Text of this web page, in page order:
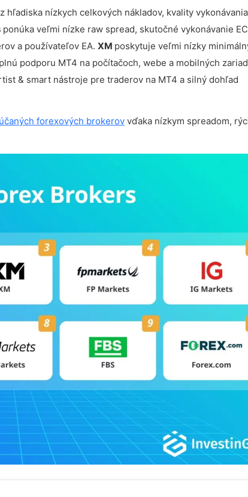
nízkych celkových nákladov, kvality
ponúka veľmi nízke raw spread, skutočné vykonávanie
a používateľov EA. XM poskytuje veľmi nízky
podporu MT4 na počítačoch, webe a mobilných
& smart nástroje pre traderov na MT4 a silný dohľad
forexových brokerov vďaka nízkym spreadom,